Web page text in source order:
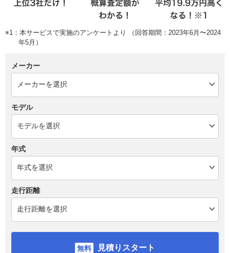
※1：本サービスで実施のアンケートより （回答期間：2023年6月〜2024
年5月）
メーカー
モデル
年式
走行距離
見積りスタート